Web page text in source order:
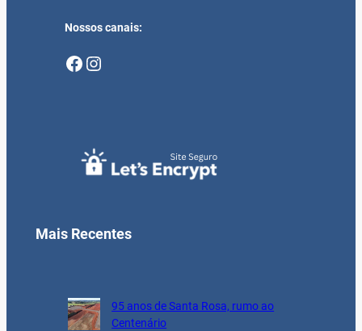
Nossos canais:
Facebook Instagram
Mais Recentes
95 anos de Santa Rosa, rumo ao
Centenário